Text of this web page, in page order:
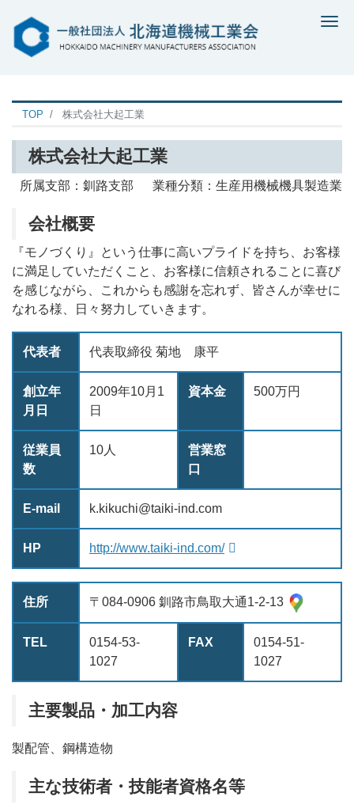
TOP 株式会社大起工業
株式会社大起工業
所属支部：釧路支部 業種分類：生産用機械機具製造業
会社概要
『モノづくり』という仕事に高いプライドを持ち、お客様
に満足していただくこと、お客様に信頼されることに喜び
を感じながら、これからも感謝を忘れず、皆さんが幸せに
なれる様、日々努力していきます。
代表者 代表取締役 菊地 康平
創立年
月日
2009年10月1
日
資本金 500万円
従業員
数
10人
営業窓
口
E-mail k.kikuchi@taiki-ind.com
HP http://www.taiki-ind.com/
住所 〒084-0906 釧路市鳥取大通1-2-13
TEL
0154-53-
1027
FAX
0154-51-
1027
主要製品・加工内容
製配管、鋼構造物
主な技術者・技能者資格名等